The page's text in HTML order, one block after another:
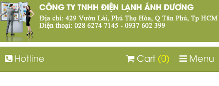
Hotline Menu
Cart (0)